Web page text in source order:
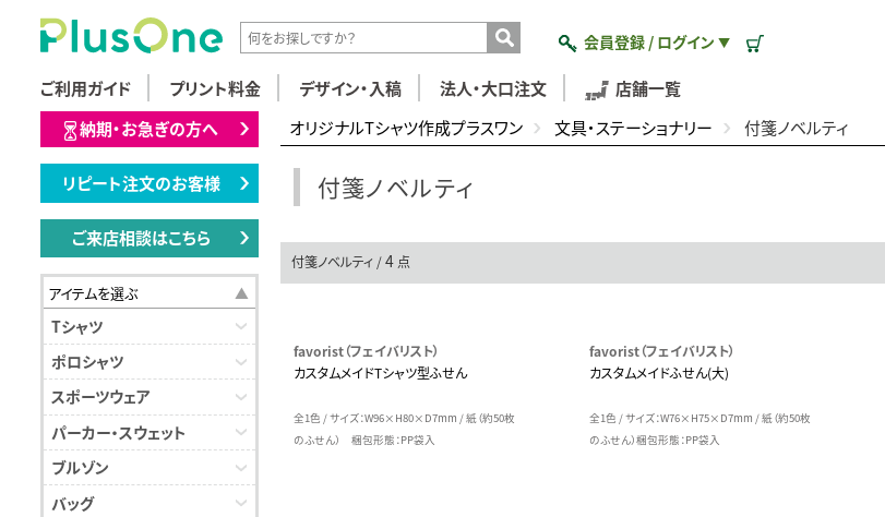
会員登録 / ログイン ▼
ご利用ガイド プリント料金 デザイン・入稿 法人・大口注文
店舗一覧
納期・お急ぎの方へ
リピート注文のお客様
ご来店相談はこちら
アイテムを選ぶ
Tシャツ
ポロシャツ
スポーツウェア
パーカー・スウェット
ブルゾン
バッグ
オリジナルTシャツ作成プラスワン 文具・ステーショナリー 付箋ノベルティ
付箋ノベルティ
付箋ノベルティ /4点
favorist（フェイバリスト）
カスタムメイドTシャツ型ふせん
全1色 / サイズ：W96×H80×D7mm / 紙（約50枚
のふせん） 梱包形態：PP袋入
favorist（フェイバリスト）
カスタムメイドふせん(大)
全1色 / サイズ：W76×H75×D7mm / 紙（約50枚
のふせん）梱包形態：PP袋入